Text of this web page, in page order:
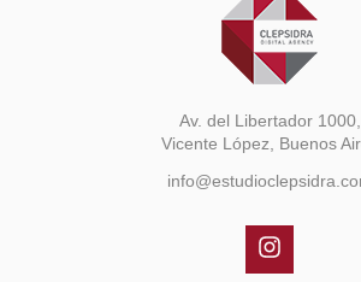
Av. del Libertador 1000,
Vicente López, Buenos